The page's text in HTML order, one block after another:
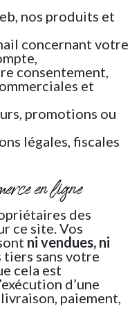
nos produits et
concernant votre
consentement,
et
promotions ou
légales, fiscales
en ligne
des
ce site. Vos
ni vendues, ni
tiers sans votre
cela est
d’une
paiement,